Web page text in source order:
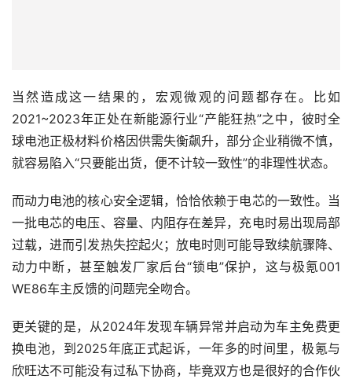
当然造成这一结果的，宏观微观的问题都存在。比如
2021~2023年正处在新能源行业“产能狂热”之中，彼时全
球电池正极材料价格因供需失衡飙升，部分企业稍微不慎，
就容易陷入“只要能出货，便不计较一致性”的非理性状态。
而动力电池的核心安全逻辑，恰恰依赖于电芯的一致性。当
一批电芯的电压、容量、内阻存在差异，充电时易出现局部
过载，进而引发热失控起火；放电时则可能导致续航骤降、
动力中断，甚至触发厂家后台“锁电”保护，这与极氪001
WE86车主反馈的问题完全吻合。
更关键的是，从2024年发现车辆异常并启动为车主免费更
换电池，到2025年底正式起诉，一年多的时间里，极氪与
欣旺达不可能没有过私下协商，毕竟双方也是很好的合作伙